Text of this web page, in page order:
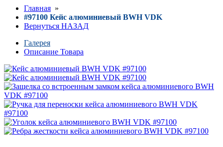
Главная »
#97100 Кейс алюминиевый BWH VDK
Вернуться НАЗАД
Галерея
Описание Товара